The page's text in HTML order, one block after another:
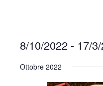
8/10/2022 - 17/
e
Ottobre 2022